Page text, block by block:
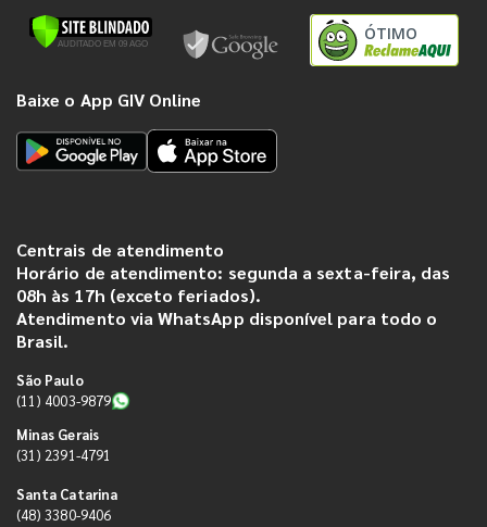
ÓTIMO
Baixe o App GIV Online
Centrais de atendimento
Horário de atendimento: segunda a sexta-feira, das
08h às 17h (exceto feriados).
Atendimento via WhatsApp disponível para todo o
Brasil.
São Paulo
(11) 4003-9879
Minas Gerais
(31) 2391-4791
Santa Catarina
(48) 3380-9406